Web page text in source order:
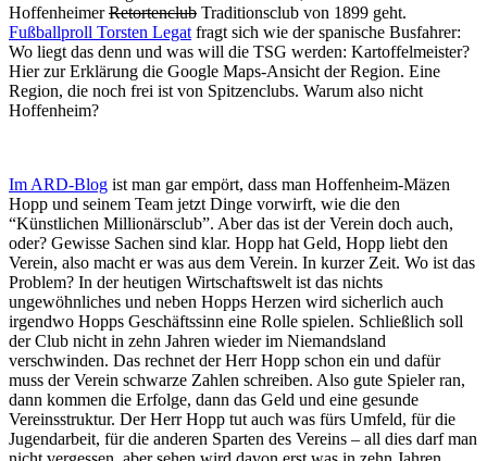
HoffenheimerRetortenclub Traditionsclub von 1899 geht.
Fußballproll Torsten Legat fragt sich wie der spanische Busfahrer:
Wo liegt das denn und was will die TSG werden: Kartoffelmeister?
Hier zur Erklärung die Google Maps-Ansicht der Region. Eine
Region, die noch frei ist von Spitzenclubs. Warum also nicht
Hoffenheim?
Im ARD-Blog ist man gar empört, dass man Hoffenheim-Mäzen
Hopp und seinem Team jetzt Dinge vorwirft, wie die den
“Künstlichen Millionärsclub”. Aber das ist der Verein doch auch,
oder? Gewisse Sachen sind klar. Hopp hat Geld, Hopp liebt den
Verein, also macht er was aus dem Verein. In kurzer Zeit. Wo ist das
Problem? In der heutigen Wirtschaftswelt ist das nichts
ungewöhnliches und neben Hopps Herzen wird sicherlich auch
irgendwo Hopps Geschäftssinn eine Rolle spielen. Schließlich soll
der Club nicht in zehn Jahren wieder im Niemandsland
verschwinden. Das rechnet der Herr Hopp schon ein und dafür
muss der Verein schwarze Zahlen schreiben. Also gute Spieler ran,
dann kommen die Erfolge, dann das Geld und eine gesunde
Vereinsstruktur. Der Herr Hopp tut auch was fürs Umfeld, für die
Jugendarbeit, für die anderen Sparten des Vereins – all dies darf man